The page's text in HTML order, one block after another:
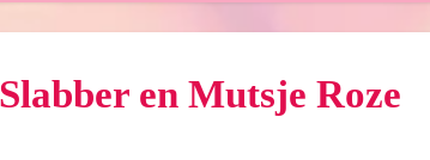
Slabber en Mutsje Roze